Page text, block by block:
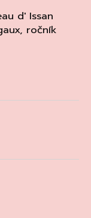
d' Issan
, ročník